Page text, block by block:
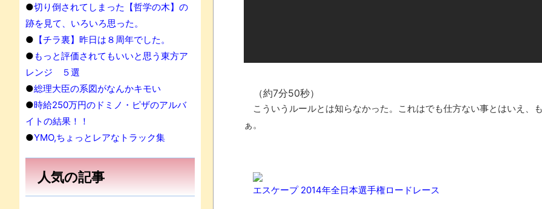
TBS「マツコの知らない世界」スタグル特集でほとんど紹介さ
【衝撃】道志村の骨や服、沢の上流から流されてきた可能性・・
オーストラリアの男性飛行家 太平洋横断飛行
ナチスドイツは何故バルバロッサ作戦とかいう無茶に踏み切って
（約7分50秒）
こういうルールとは知らなかった。これはでも仕方ない事とはいえ、
ぁ。
エスケープ 2014年全日本選手権ロードレース
●切り倒されてしまった【哲学の木】の
跡を見て、いろいろ思った。
● 【チラ裏】昨日は８周年でした。
●もっと評価されてもいいと思う東方ア
レンジ ５選
●総理大臣の系図がなんかキモい
●時給250万円のドミノ・ピザのアルバ
イトの結果！！
●YMO,ちょっとレアなトラック集
人気の記事